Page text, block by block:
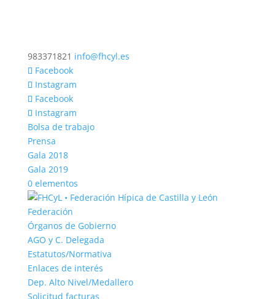
983371821 info@fhcyl.es
Facebook
Instagram
Facebook
Instagram
Bolsa de trabajo
Prensa
Gala 2018
Gala 2019
0 elementos
Federación
Órganos de Gobierno
AGO y C. Delegada
Estatutos/Normativa
Enlaces de interés
Dep. Alto Nivel/Medallero
Solicitud facturas